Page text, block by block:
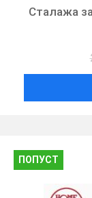
Сталажа
ПОПУСТ